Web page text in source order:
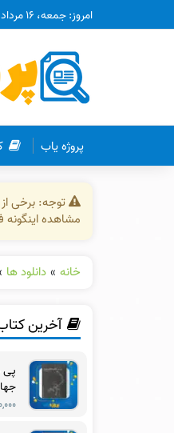
امروز: جمعه، ۱۶ مرداد ۱۴۰۵
پروژه یاب
توجه: برخی
مشاهده اینگونه
خانه » دانلود ها
آخرین
پی
۳۰,۰۰۰